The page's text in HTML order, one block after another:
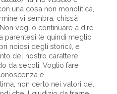
una cosa non monolitica,
vi sembra, chissà
voglio continuare a dire
parentesi (e quindi meglio
noiosi degli storici), e
del nostro carattere
da secoli. Voglio fare
e
non certo nei valori del